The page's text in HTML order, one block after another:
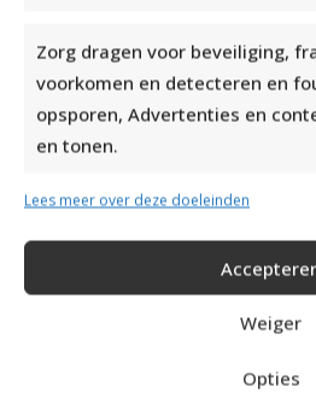
Zorg dragen voor beveiliging,
voorkomen en detecteren en
opsporen, Advertenties en
en tonen.
Lees meer over deze doeleinden
Weiger
Opties